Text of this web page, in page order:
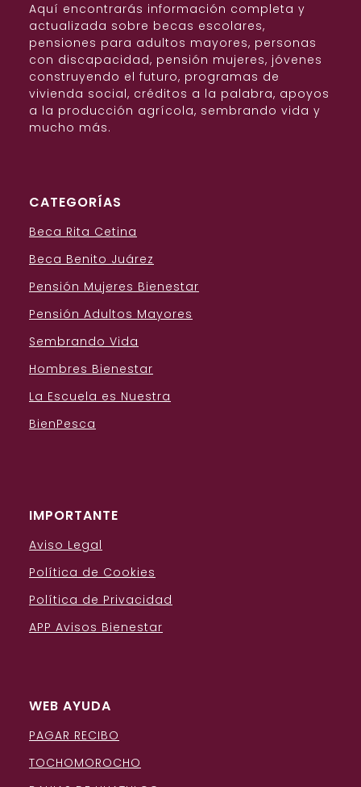
Aquí encontrarás información completa y
actualizada sobre becas escolares,
pensiones para adultos mayores, personas
con discapacidad, pensión mujeres, jóvenes
construyendo el futuro, programas de
vivienda social, créditos a la palabra, apoyos
a la producción agrícola, sembrando vida y
mucho más.
CATEGORÍAS
Beca Rita Cetina
Beca Benito Juárez
Pensión Mujeres Bienestar
Pensión Adultos Mayores
Sembrando Vida
Hombres Bienestar
La Escuela es Nuestra
BienPesca
IMPORTANTE
Aviso Legal
Política de Cookies
Política de Privacidad
APP Avisos Bienestar
WEB AYUDA
PAGAR RECIBO
TOCHOMOROCHO